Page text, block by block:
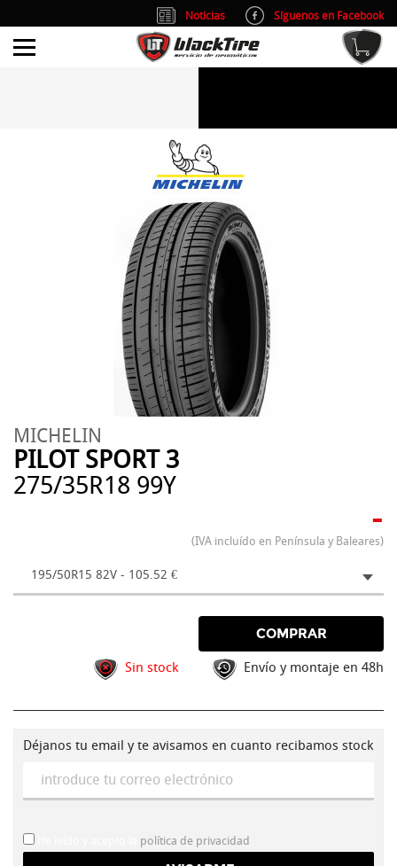
MICHELIN
PILOT SPORT 3
275/35R18 99Y
-
(IVA incluído en Península y Baleares)
195/50R15 82V - 105.52 €
COMPRAR
Sin stock Envío y montaje en 48h
Déjanos tu email y te avisamos en cuanto recibamos stock
política de privacidad
Noticias
Síguenos en Facebook
info@blacktire.es
Atención al cliente: L/V 9:00-14:00 y 15:00-19:00